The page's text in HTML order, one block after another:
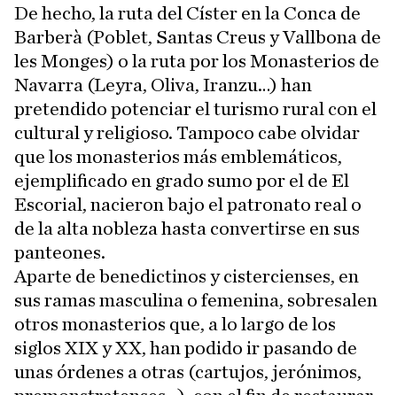
De hecho, la ruta del Císter en la Conca de
Barberà (Poblet, Santas Creus y Vallbona de
les Monges) o la ruta por los Monasterios de
Navarra (Leyra, Oliva, Iranzu…) han
pretendido potenciar el turismo rural con el
cultural y religioso. Tampoco cabe olvidar
que los monasterios más emblemáticos,
ejemplificado en grado sumo por el de El
Escorial, nacieron bajo el patronato real o
de la alta nobleza hasta convertirse en sus
panteones.
Aparte de benedictinos y cistercienses, en
sus ramas masculina o femenina, sobresalen
otros monasterios que, a lo largo de los
siglos XIX y XX, han podido ir pasando de
unas órdenes a otras (cartujos, jerónimos,